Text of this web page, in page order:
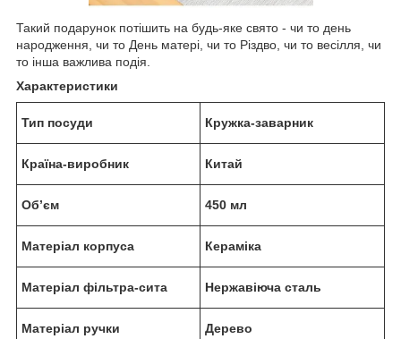
Такий подарунок потішить на будь-яке свято - чи то день
народження, чи то День матері, чи то Різдво, чи то весілля, чи
то інша важлива подія.
Характеристики
Тип посуди Кружка-заварник
Країна-виробник Китай
Об’єм 450 мл
Матеріал корпуса Кераміка
Матеріал фільтра-сита Нержавіюча сталь
Матеріал ручки Дерево